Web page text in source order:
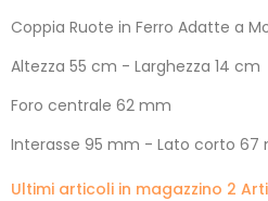
Coppia Ruote in Ferro Adatte a
Altezza 55 cm - Larghezza 14 cm
Foro centrale 62 mm
Interasse 95 mm - Lato corto 67
Ultimi articoli in magazzino 2